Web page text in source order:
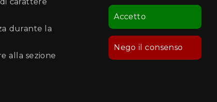
durante la
alla sezione
Accetto
Nego il consenso